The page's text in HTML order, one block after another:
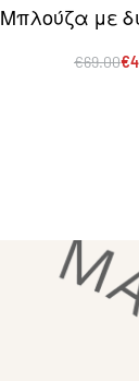
Μπλούζα με
€69.00€